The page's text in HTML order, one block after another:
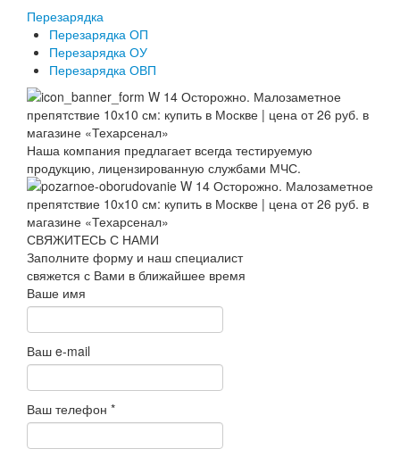
Перезарядка
Перезарядка ОП
Перезарядка ОУ
Перезарядка ОВП
Наша компания предлагает всегда тестируемую
продукцию, лицензированную службами МЧС.
СВЯЖИТЕСЬ С НАМИ
Заполните форму и наш специалист
свяжется с Вами в ближайшее время
Ваше имя
Ваш e-mail
Ваш телефон *